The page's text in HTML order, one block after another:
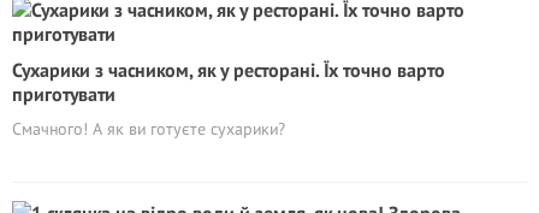
Сухарики з часником, як у ресторані. Їх точно варто
приготувати
Смачного! А як ви готуєте сухарики?